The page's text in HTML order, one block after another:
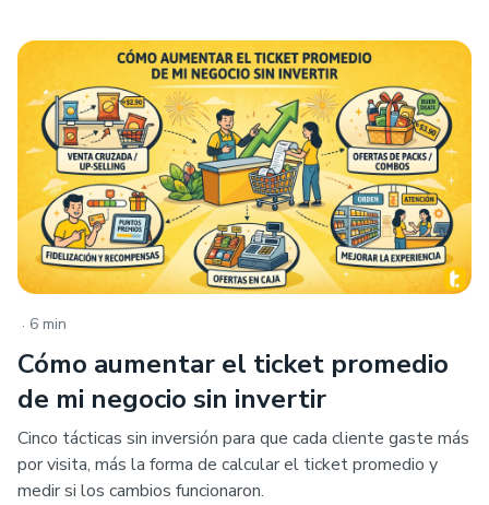
. 6 min
Cómo aumentar el ticket promedio
de mi negocio sin invertir
Cinco tácticas sin inversión para que cada cliente gaste más
por visita, más la forma de calcular el ticket promedio y
medir si los cambios funcionaron.